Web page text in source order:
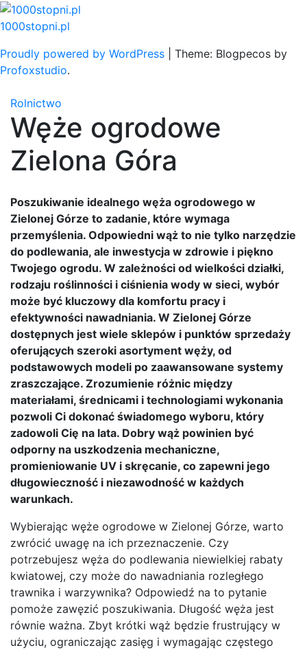
Skip
to
1000stopni.pl
Proudly powered by WordPress
Theme: Blogpecos by
Profoxstudio.
Rolnictwo
Węże ogrodowe
Zielona Góra
Poszukiwanie idealnego węża ogrodowego w
Zielonej Górze to zadanie, które wymaga
przemyślenia. Odpowiedni wąż to nie tylko narzędzie
do podlewania, ale inwestycja w zdrowie i piękno
Twojego ogrodu. W zależności od wielkości działki,
rodzaju roślinności i ciśnienia wody w sieci, wybór
może być kluczowy dla komfortu pracy i
efektywności nawadniania. W Zielonej Górze
dostępnych jest wiele sklepów i punktów sprzedaży
oferujących szeroki asortyment węży, od
podstawowych modeli po zaawansowane systemy
zraszczające. Zrozumienie różnic między
materiałami, średnicami i technologiami wykonania
pozwoli Ci dokonać świadomego wyboru, który
zadowoli Cię na lata. Dobry wąż powinien być
odporny na uszkodzenia mechaniczne,
promieniowanie UV i skręcanie, co zapewni jego
długowieczność i niezawodność w każdych
warunkach.
Wybierając węże ogrodowe w Zielonej Górze, warto
zwrócić uwagę na ich przeznaczenie. Czy
potrzebujesz węża do podlewania niewielkiej rabaty
kwiatowej, czy może do nawadniania rozległego
trawnika i warzywnika? Odpowiedź na to pytanie
pomoże zawęzić poszukiwania. Długość węża jest
równie ważna. Zbyt krótki wąż będzie frustrujący w
użyciu, ograniczając zasięg i wymagając częstego